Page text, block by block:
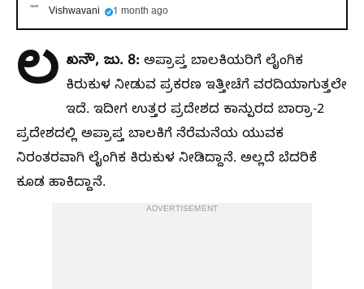
Vishwavani 1 month ago
ಲ ಖನೌ, ಜು. 8: ಅಪ್ರಾಪ್ತ ಬಾಲಕಿಯರಿಗೆ ಲೈಂಗಿಕ
ಕಿರುಕುಳ ನೀಡುವ ಪ್ರಕರಣ ಇತ್ತೀಚೆಗೆ ವರದಿಯಾಗುತ್ತಲೇ
ಇದೆ. ಇದೀಗ ಉತ್ತರ ಪ್ರದೇಶದ ಕಾನ್ಪುರದ ಬಾರ್ರಾ-2
ಪ್ರದೇಶದಲ್ಲಿ ಅಪ್ರಾಪ್ತ ಬಾಲಕಿಗೆ ನೆರೆಮನೆಯ ಯುವಕ
ನಿರಂತರವಾಗಿ ಲೈಂಗಿಕ ಕಿರುಕುಳ ನೀಡಿದ್ದಾನೆ. ಅಲ್ಲದೆ ಬೆದರಿಕೆ
ಕೂಡ ಹಾಕಿದ್ದಾನೆ.
ADVERTISEMENT